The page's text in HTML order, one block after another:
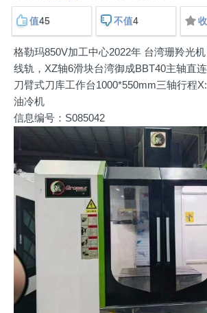
值45 不值4
格勒玛850V加工中心2022年 台湾珊羚光
线轨，XZ轴6滑块台湾御成BBT40主轴直
刀臂式刀库工作台1000*550mm三轴行程
油冷机
信息编号：S085042